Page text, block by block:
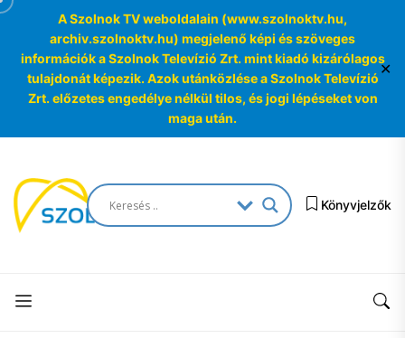
A Szolnok TV weboldalain (www.szolnoktv.hu,
archiv.szolnoktv.hu) megjelenő képi és szöveges
információk a Szolnok Televízió Zrt. mint kiadó kizárólagos
tulajdonát képezik. Azok utánközlése a Szolnok Televízió
Zrt. előzetes engedélye nélkül tilos, és jogi lépéseket von
maga után.
✕
the
content
SzolnokTV
Archívum
Archívum
Könyvjelzők